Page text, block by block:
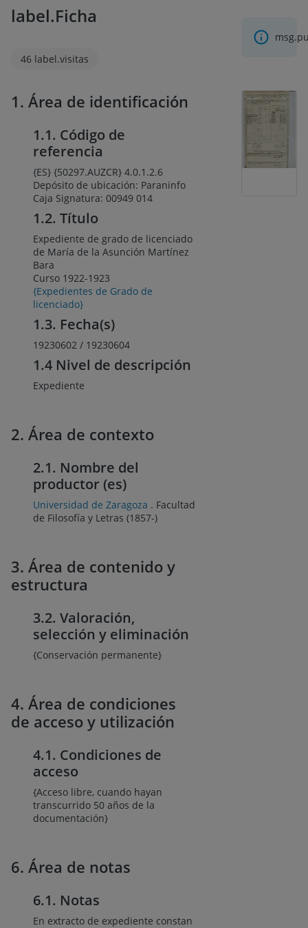
label.Ficha
46 label.visitas
1. Área de identificación
1.1. Código de
referencia
{ES} {50297.AUZCR} 4.0.1.2.6
Depósito de ubicación: Paraninfo
Caja Signatura: 00949 014
1.2. Título
Expediente de grado de licenciado
de María de la Asunción Martínez
Bara
Curso 1922-1923
{Expedientes de Grado de
licenciado}
1.3. Fecha(s)
19230602 / 19230604
1.4 Nivel de descripción
Expediente
2. Área de contexto
2.1. Nombre del
productor (es)
Universidad de Zaragoza . Facultad
de Filosofía y Letras (1857-)
3. Área de contenido y
estructura
3.2. Valoración,
selección y eliminación
{Conservación permanente}
4. Área de condiciones
de acceso y utilización
4.1. Condiciones de
acceso
{Acceso libre, cuando hayan
transcurrido 50 años de la
documentación}
6. Área de notas
6.1. Notas
En extracto de expediente constan